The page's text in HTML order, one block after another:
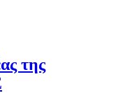
της